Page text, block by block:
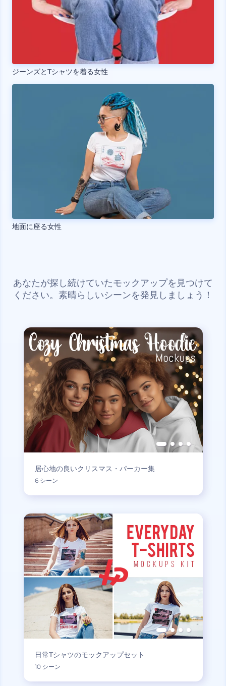
ジーンズとTシャツを着る女性
地面に座る女性
あなたが探し続けていたモックアップを見つけて
ください。素晴らしいシーンを発見しましょう！
居心地の良いクリスマス・パーカー集
6 シーン
日常Tシャツのモックアップセット
10 シーン